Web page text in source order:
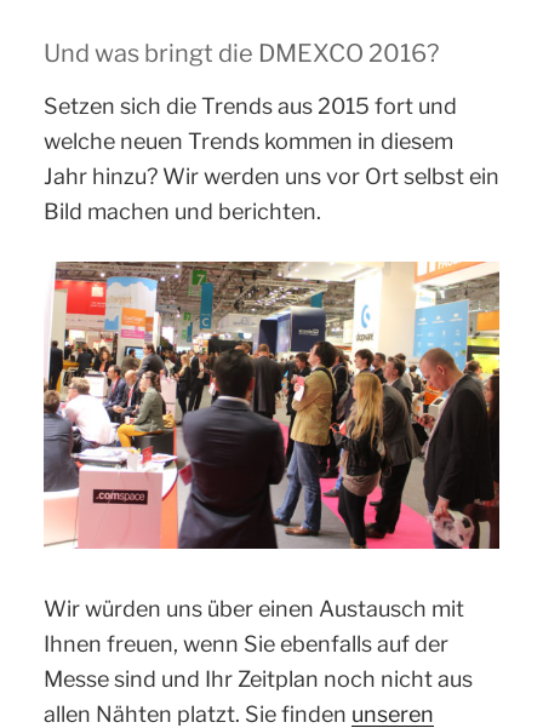
Und was bringt die DMEXCO 2016?
Setzen sich die Trends aus 2015 fort und
welche neuen Trends kommen in diesem
Jahr hinzu? Wir werden uns vor Ort selbst ein
Bild machen und berichten.
Wir würden uns über einen Austausch mit
Ihnen freuen, wenn Sie ebenfalls auf der
Messe sind und Ihr Zeitplan noch nicht aus
allen Nähten platzt. Sie finden unseren